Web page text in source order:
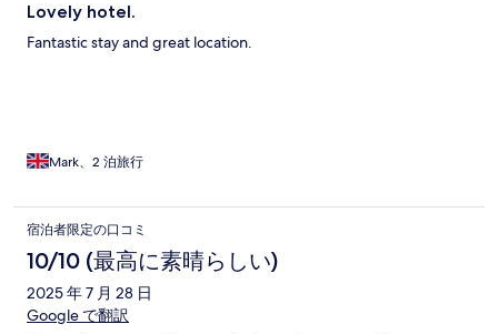
Lovely hotel.
Fantastic stay and great location.
Mark、2 泊旅行
宿泊者限定の口コミ
10/10 (最高に素晴らしい)
2025 年 7 月 28 日
Google で翻訳